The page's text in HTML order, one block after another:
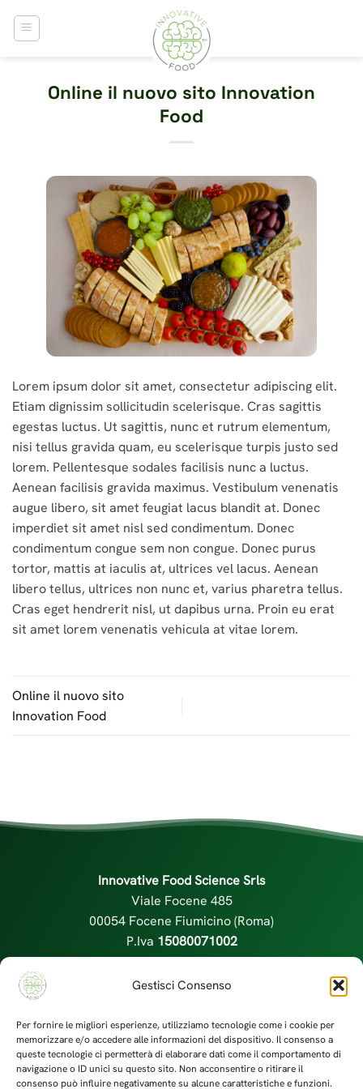
Gestisci Consenso
Per fornire le migliori esperienze, utilizziamo tecnologie come i cookie per
memorizzare e/o accedere alle informazioni del dispositivo. Il consenso a
queste tecnologie ci permetterà di elaborare dati come il comportamento di
navigazione o ID unici su questo sito. Non acconsentire o ritirare il
consenso può influire negativamente su alcune caratteristiche e funzioni.
Online il nuovo sito Innovation
Food
Lorem ipsum dolor sit amet, consectetur adipiscing elit.
Etiam dignissim sollicitudin scelerisque. Cras sagittis
egestas luctus. Ut sagittis, nunc et rutrum elementum,
nisi tellus gravida quam, eu scelerisque turpis justo sed
lorem. Pellentesque sodales facilisis nunc a luctus.
Aenean facilisis gravida maximus. Vestibulum venenatis
augue libero, sit amet feugiat lacus blandit at. Donec
imperdiet sit amet nisl sed condimentum. Donec
condimentum congue sem non congue. Donec purus
tortor, mattis at iaculis at, ultrices vel lacus. Aenean
libero tellus, ultrices non nunc et, varius pharetra tellus.
Cras eget hendrerit nisl, ut dapibus urna. Proin eu erat
sit amet lorem venenatis vehicula at vitae lorem.
Online il nuovo sito
Innovation Food
Innovative Food Science Srls
Viale Focene 485
00054 Focene Fiumicino (Roma)
P.Iva 15080071002
info@innovativefood.it